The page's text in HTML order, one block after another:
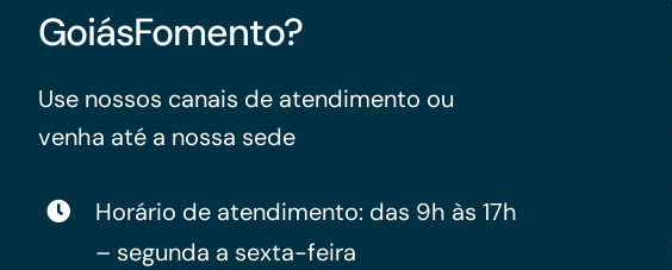
Para os negócios voltados aos serviços do setor de
GoiásFomento?
Use nossos canais de atendimento ou
venha até a nossa sede
Horário de atendimento: das 9h às 17h
– segunda a sexta-feira